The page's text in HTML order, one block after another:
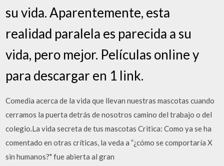
su vida. Aparentemente, esta
realidad paralela es parecida a su
vida, pero mejor. Películas online y
para descargar en 1 link.
Comedia acerca de la vida que llevan nuestras mascotas cuando
cerramos la puerta detrás de nosotros camino del trabajo o del
colegio.La vida secreta de tus mascotas Critica: Como ya se ha
comentado en otras críticas, la veda a ”¿cómo se comportaría X
sin humanos?" fue abierta al gran